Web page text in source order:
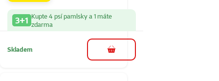
3+1 Kupte 4 psí pamlsky a 1 máte
zdarma
Skladem do košíku